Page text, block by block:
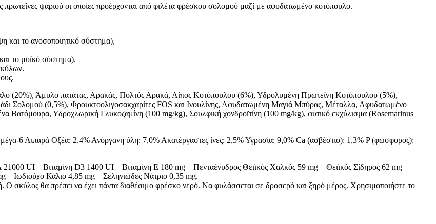
ψαριού οι οποίες προέρχονται από φιλέτα φρέσκου σολομού μαζί με αφυδατωμένο κοτόπουλο.
και το ανοσοποιητικό σύστημα),
το μυϊκό σύστημα).
(20%), Άμυλο πατάτας, Αρακάς, Πολτός Αρακά, Λίπος Κοτόπουλου (6%), Υδρολυμένη Πρωτεΐνη Κοτόπουλου (5%),
Σολομού (0,5%), Φρουκτοολιγοσακχαρίτες FOS και Ινουλίνης, Αφυδατωμένη Μαγιά Μπύρας, Μέταλλα, Αφυδατωμένο
Υδροχλωρική Γλυκοζαμίνη (100 mg/kg), Σουλφική χονδροϊτίνη (100 mg/kg), φυτικό εκχύλισμα (Rosemarinus
6 Λιπαρά Οξέα: 2,4% Ανόργανη ύλη: 7,0% Ακατέργαστες ίνες: 2,5% Υγρασία: 9,0% Ca (ασβέστιο): 1,3% P (φώσφορος):
21000 UΙ – Βιταμίνη D3 1400 UI – Βιταμίνη E 180 mg – Πενταένυδρος Θειϊκός Χαλκός 59 mg – Θειϊκός Σίδηρος 62 mg –
– Ιωδιούχο Κάλιο 4,85 mg – Σεληνιώδες Νάτριο 0,35 mg.
Ο σκύλος θα πρέπει να έχει πάντα διαθέσιμο φρέσκο νερό. Να φυλάσσεται σε δροσερό και ξηρό μέρος. Χρησιμοποιήστε το